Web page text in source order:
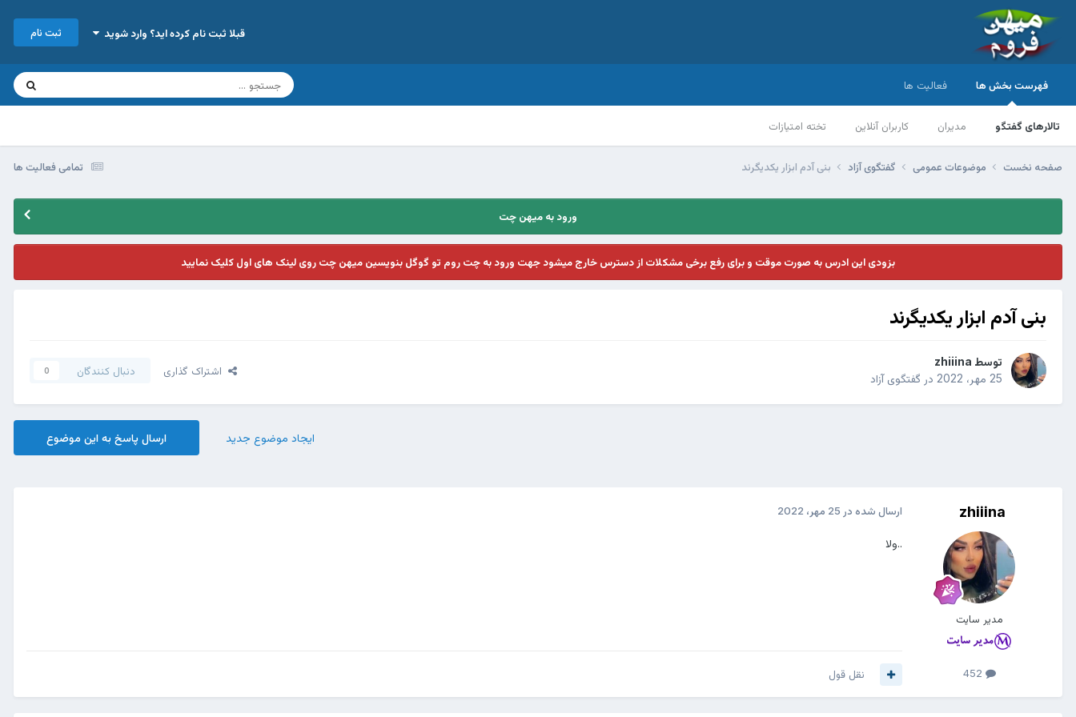
قبلا ثبت نام کرده اید؟ وارد شوید ثبت نام
فهرست بخش ها
تالارهای گفتگو مدیران کاربران آنلاین تخته امتیازات
فعالیت ها
تمامی فعالیت ها صفحه نخست موضوعات عمومی گفتگوی آزاد بنی آدم ابزار یکدیگرند
ورود به میهن چت
بزودی این ادرس به صورت موقت و برای رفع برخی مشکلات از دسترس خارج میشود جهت ورود به چت روم تو گوگل بنویسین میهن چت روی لینک های اول کلیک نمایید
بنی آدم ابزار یکدیگرند
توسط zhiiina
25 مهر، 2022
در گفتگوی آزاد
اشتراک گذاری دنبال کنندگان 0
ارسال پاسخ به این موضوع ایجاد موضوع جدید
zhiiina
مدیر سایت
ارسال شده در 25 مهر، 2022
..ولا
نقل قول